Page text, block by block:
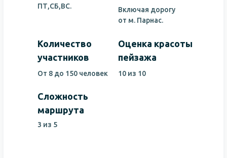
ПТ,СБ,ВС.
Количество
участников
От 8 до 150 человек
Включая дорогу
от м. Парнас.
Оценка красоты
пейзажа
10 из 10
Сложность
маршрута
3 из 5